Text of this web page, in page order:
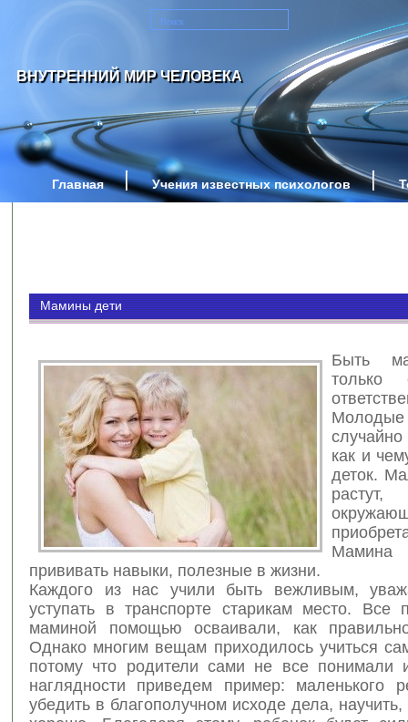
ВНУТРЕННИЙ МИР ЧЕЛОВЕКА
Главная Учения известных психологов
Мамины дети
Быть
только
как и
деток.
прививать навыки, полезные в жизни.
Каждого из нас учили быть вежливым,
уступать в транспорте старикам место. Все
маминой помощью осваивали, как
Однако многим вещам приходилось учиться
потому что родители сами не все понимали
наглядности приведем пример: маленького
убедить в благополучном исходе дела, научить,